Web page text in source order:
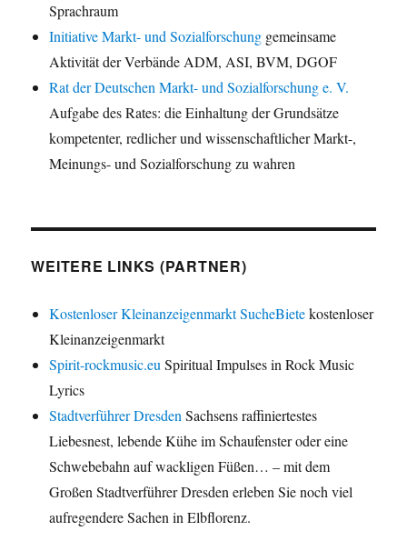
Sprachraum
Initiative Markt- und Sozialforschung gemeinsame
Aktivität der Verbände ADM, ASI, BVM, DGOF
Rat der Deutschen Markt- und Sozialforschung e. V.
Aufgabe des Rates: die Einhaltung der Grundsätze
kompetenter, redlicher und wissenschaftlicher Markt-,
Meinungs- und Sozialforschung zu wahren
WEITERE LINKS (PARTNER)
Kostenloser Kleinanzeigenmarkt SucheBietekostenloser
Kleinanzeigenmarkt
Spirit-rockmusic.eu Spiritual Impulses in Rock Music
Lyrics
Stadtverführer Dresden Sachsens raffiniertestes
Liebesnest, lebende Kühe im Schaufenster oder eine
Schwebebahn auf wackligen Füßen… – mit dem
Großen Stadtverführer Dresden erleben Sie noch viel
aufregendere Sachen in Elbflorenz.